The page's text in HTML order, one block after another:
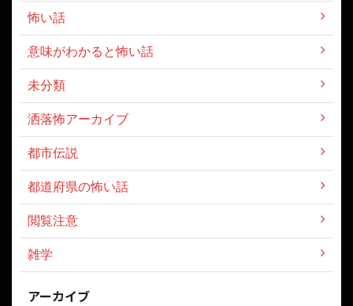
怖い話
意味がわかると怖い話
未分類
洒落怖アーカイブ
都市伝説
都道府県の怖い話
閲覧注意
雑学
アーカイブ